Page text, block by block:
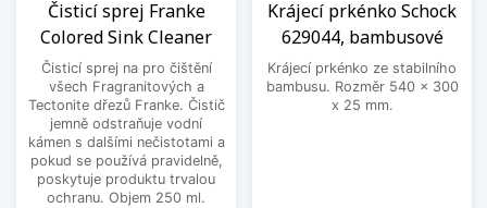
Čisticí sprej Franke
Colored Sink Cleaner
Čisticí sprej na pro čištění
všech Fragranitových a
Tectonite dřezů Franke. Čistič
jemně odstraňuje vodní
kámen s dalšími nečistotami a
pokud se používá pravidelně,
poskytuje produktu trvalou
ochranu. Objem 250 ml.
Krájecí prkénko Schock
629044, bambusové
Krájecí prkénko ze stabilního
bambusu. Rozměr 540 x 300
x 25 mm.